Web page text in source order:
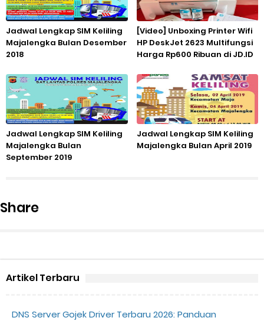
Jadwal Lengkap SIM Keliling
Majalengka Bulan Desember
2018
[Video] Unboxing Printer Wifi
HP DeskJet 2623 Multifungsi
Harga Rp600 Ribuan di JD.ID
Jadwal Lengkap SIM Keliling
Majalengka Bulan
September 2019
Jadwal Lengkap SIM Keliling
Majalengka Bulan April 2019
Share
Artikel Terbaru
DNS Server Gojek Driver Terbaru 2026: Panduan